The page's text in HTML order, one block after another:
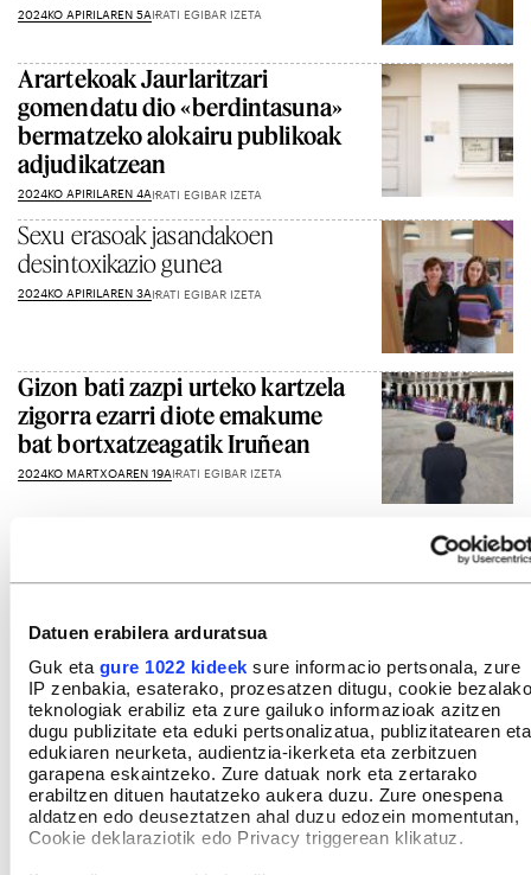
Datuen erabilera arduratsua
Guk eta gure 1022 kideek sure informacio pertsonala, zure
IP zenbakia, esaterako, prozesatzen ditugu, cookie bezalako
teknologiak erabiliz eta zure gailuko informazioak azitzen
dugu publizitate eta eduki pertsonalizatua, publizitatearen eta
edukiaren neurketa, audientzia-ikerketa eta zerbitzuen
garapena eskaintzeko. Zure datuak nork eta zertarako
erabiltzen dituen hautatzeko aukera duzu. Zure onespena
aldatzen edo deuseztatzen ahal duzu edozein momentutan,
Cookie deklaraziotik edo Privacy triggerean klikatuz.
2024KO APIRILAREN 5AIRATI EGIBAR IZETA
Arartekoak Jaurlaritzari
gomendatu dio «berdintasuna»
bermatzeko alokairu publikoak
adjudikatzean
2024KO APIRILAREN 4AIRATI EGIBAR IZETA
Sexu erasoak jasandakoen
desintoxikazio gunea
2024KO APIRILAREN 3AIRATI EGIBAR IZETA
Gizon bati zazpi urteko kartzela
zigorra ezarri diote emakume
bat bortxatzeagatik Iruñean
2024KO MARTXOAREN 19AIRATI EGIBAR IZETA